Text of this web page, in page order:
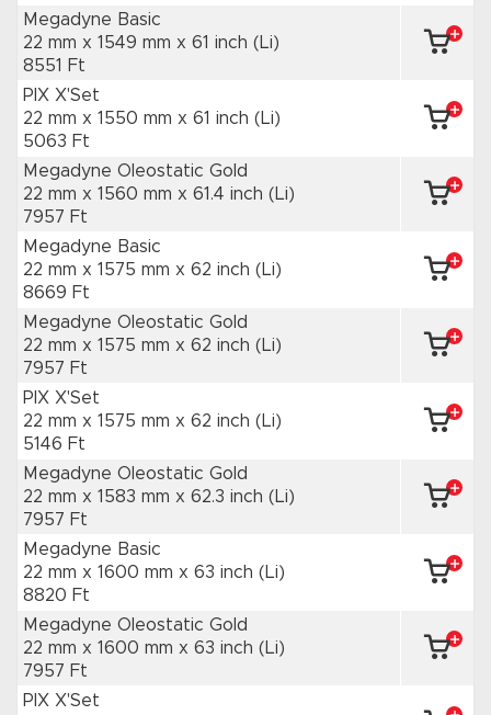
Megadyne Basic
22 mm x 1549 mm x 61 inch (Li)
8551 Ft
PIX X'Set
22 mm x 1550 mm x 61 inch (Li)
5063 Ft
Megadyne Oleostatic Gold
22 mm x 1560 mm x 61.4 inch (Li)
7957 Ft
Megadyne Basic
22 mm x 1575 mm x 62 inch (Li)
8669 Ft
Megadyne Oleostatic Gold
22 mm x 1575 mm x 62 inch (Li)
7957 Ft
PIX X'Set
22 mm x 1575 mm x 62 inch (Li)
5146 Ft
Megadyne Oleostatic Gold
22 mm x 1583 mm x 62.3 inch (Li)
7957 Ft
Megadyne Basic
22 mm x 1600 mm x 63 inch (Li)
8820 Ft
Megadyne Oleostatic Gold
22 mm x 1600 mm x 63 inch (Li)
7957 Ft
PIX X'Set